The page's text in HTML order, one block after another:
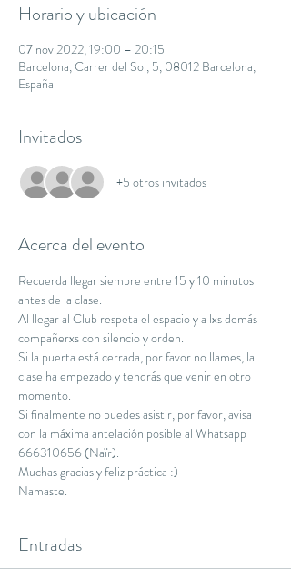
Horario y ubicación
07 nov 2022, 19:00 – 20:15
Barcelona, Carrer del Sol, 5, 08012 Barcelona,
España
Invitados
+5 otros invitados
Acerca del evento
Recuerda llegar siempre entre 15 y 10 minutos
antes de la clase.
Al llegar al Club respeta el espacio y a lxs demás
compañerxs con silencio y orden.
Si la puerta está cerrada, por favor no llames, la
clase ha empezado y tendrás que venir en otro
momento.
Si finalmente no puedes asistir, por favor, avisa
con la máxima antelación posible al Whatsapp
666310656 (Naïr).
Muchas gracias y feliz práctica :)
Namaste.
Entradas